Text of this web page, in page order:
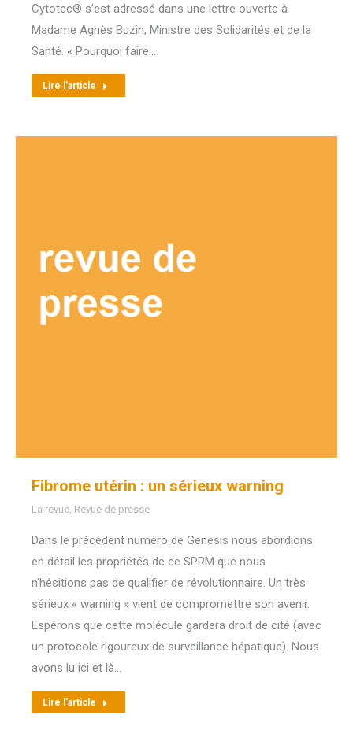
Cytotec® s’est adressé dans une lettre ouverte à
Madame Agnès Buzin, Ministre des Solidarités et de la
Santé. « Pourquoi faire…
Lire l'article
Fibrome utérin : un sérieux warning
La revue Revue de presse
Dans le précèdent numéro de Genesis nous abordions
en détail les propriétés de ce SPRM que nous
n’hésitions pas de qualifier de révolutionnaire. Un très
sérieux « warning » vient de compromettre son avenir.
Espérons que cette molécule gardera droit de cité (avec
un protocole rigoureux de surveillance hépatique). Nous
avons lu ici et là…
Lire l'article